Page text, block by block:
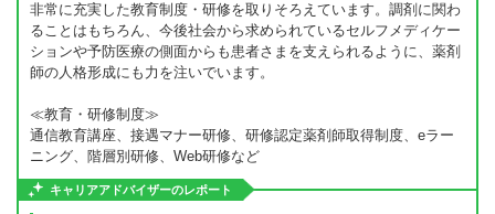
非常に充実した教育制度・研修を取りそろえています。調剤に関わ
ることはもちろん、今後社会から求められているセルフメディケー
ションや予防医療の側面からも患者さまを支えられるように、薬剤
師の人格形成にも力を注いでいます。
≪教育・研修制度≫
通信教育講座、接遇マナー研修、研修認定薬剤師取得制度、eラー
ニング、階層別研修、Web研修など
キャリアアドバイザーのレポート